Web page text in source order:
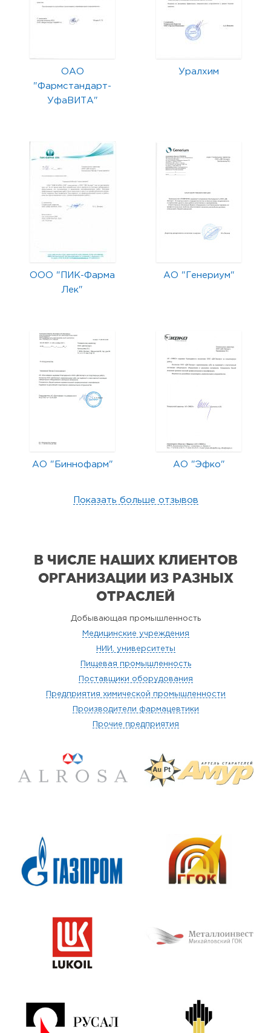
ОАО
"Фармстандарт-
УфаВИТА"
Уралхим
ООО "ПИК-Фарма
Лек"
АО "Генериум"
АО "Биннофарм" АО "Эфко"
Показать больше отзывов
В ЧИСЛЕ НАШИХ КЛИЕНТОВ
ОРГАНИЗАЦИИ ИЗ РАЗНЫХ
ОТРАСЛЕЙ
Добывающая промышленность
Медицинские учреждения
НИИ, университеты
Пищевая промышленность
Поставщики оборудования
Предприятия химической промышленности
Производители фармацевтики
Прочие предприятия